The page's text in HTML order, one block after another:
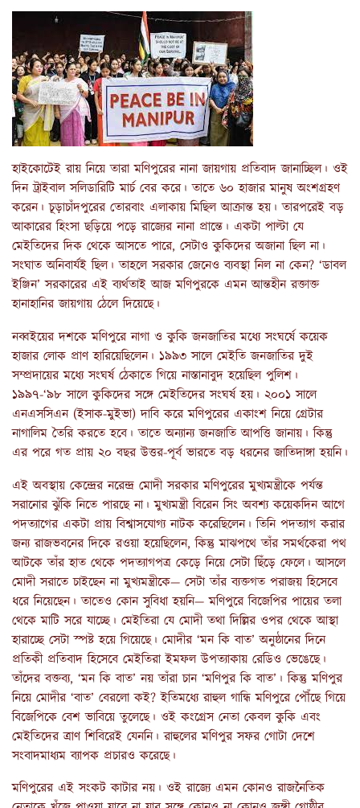
হাইকোটেই রায় নিয়ে তারা মণিপুরের নানা জায়গায় প্রতিবাদ জানাচ্ছিল। ওই
দিন ট্রাইবাল সলিডারিটি মার্চ বের করে। তাতে ৬০ হাজার মানুষ অংশগ্রহণ
করেন। চূড়াচাঁদপুরের তোরবাং এলাকায় মিছিল আক্রান্ত হয়। তারপরেই বড়
আকারের হিংসা ছড়িয়ে পড়ে রাজ্যের নানা প্রান্তে। একটা পাল্টা যে
মেইতিদের দিক থেকে আসতে পারে, সেটাও কুকিদের অজানা ছিল না।
সংঘাত অনিবার্যই ছিল। তাহলে সরকার জেনেও ব্যবস্থা নিল না কেন? ‘ডাবল
ইঞ্জিন’ সরকারের এই ব্যর্থতাই আজ মণিপুরকে এমন আন্তহীন রক্তাক্ত
হানাহানির জায়গায় ঠেলে দিয়েছে।
নব্বইয়ের দশকে মণিপুরে নাগা ও কুকি জনজাতির মধ্যে সংঘর্ষে কয়েক
হাজার লোক প্রাণ হারিয়েছিলেন। ১৯৯৩ সালে মেইতি জনজাতির দুই
সম্প্রদায়ের মধ্যে সংঘর্ষ ঠেকাতে গিয়ে নাস্তানাবুদ হয়েছিল পুলিশ।
১৯৯৭-‘৯৮ সালে কুকিদের সঙ্গে মেইতিদের সংঘর্ষ হয়। ২০০১ সালে
এনএসসিএন (ইসাক-মুইভা) দাবি করে মণিপুরের একাংশ নিয়ে গ্রেটার
নাগালিম তৈরি করতে হবে। তাতে অন্যান্য জনজাতি আপত্তি জানায়। কিন্তু
এর পরে গত প্রায় ২০ বছর উত্তর-পূর্ব ভারতে বড় ধরনের জাতিদাঙ্গা হয়নি।
এই অবস্থায় কেন্দ্রের নরেন্দ্র মোদী সরকার মণিপুরের মুখ্যমন্ত্রীকে পর্যন্ত
সরানোর ঝুঁকি নিতে পারছে না। মুখ্যমন্ত্রী বিরেন সিং অবশ্য কয়েকদিন আগে
পদত্যাগের একটা প্রায় বিশ্বাসযোগ্য নাটক করেছিলেন। তিনি পদত্যাগ করার
জন্য রাজভবনের দিকে রওয়া হয়েছিলেন, কিন্তু মাঝপথে তাঁর সমর্থকেরা পথ
আটকে তাঁর হাত থেকে পদত্যাগপত্র কেড়ে নিয়ে সেটা ছিঁড়ে ফেলে। আসলে
মোদী সরাতে চাইছেন না মুখ্যমন্ত্রীকে— সেটা তাঁর ব্যক্তগত পরাজয় হিসেবে
ধরে নিয়েছেন। তাতেও কোন সুবিধা হয়নি— মণিপুরে বিজেপির পায়ের তলা
থেকে মাটি সরে যাচ্ছে। মেইতিরা যে মোদী তথা দিল্লির ওপর থেকে আস্থা
হারাচ্ছে সেটা স্পষ্ট হয়ে গিয়েছে। মোদীর ‘মন কি বাত’ অনুষ্ঠানের দিনে
প্রতিকী প্রতিবাদ হিসেবে মেইতিরা ইমফল উপত্যাকায় রেডিও ভেঙেছে।
তাঁদের বক্তব্য, ‘মন কি বাত’ নয় তাঁরা চান ‘মণিপুর কি বাত’। কিন্তু মণিপুর
নিয়ে মোদীর ‘বাত’ বেরলো কই? ইতিমধ্যে রাহুল গান্ধি মণিপুরে পৌঁছে গিয়ে
বিজেপিকে বেশ ভাবিয়ে তুলেছে। ওই কংগ্রেস নেতা কেবল কুকি এবং
মেইতিদের ত্রাণ শিবিরেই যেননি। রাহুলের মণিপুর সফর গোটা দেশে
সংবাদমাধ্যম ব্যাপক প্রচারও করেছে।
মণিপুরের এই সংকট কাটার নয়। ওই রাজ্যে এমন কোনও রাজনৈতিক